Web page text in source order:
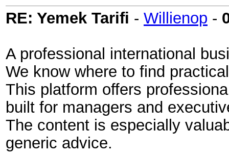
RE: Yemek Tarifi - Willienop -
A professional international
We know where to find
This platform offers
built for managers and
The content is especially
generic advice.